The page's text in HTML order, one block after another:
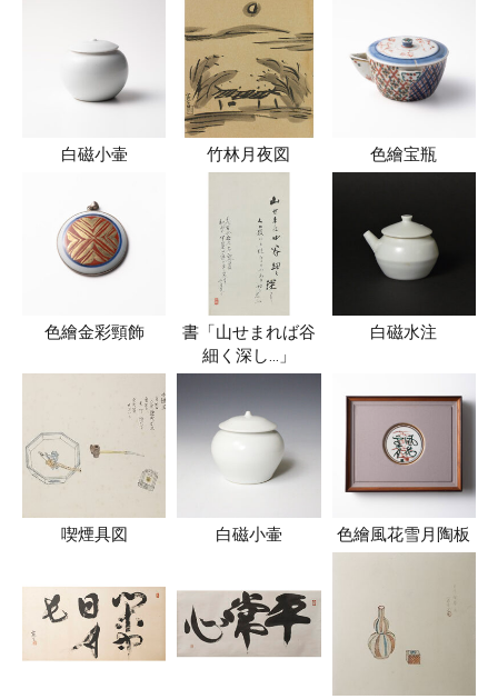
白磁小壷 竹林月夜図 色繪宝瓶
色繪金彩頸飾
書「山せまれば谷
細く深し…」
白磁水注
喫煙具図 白磁小壷 色繪風花雪月陶板